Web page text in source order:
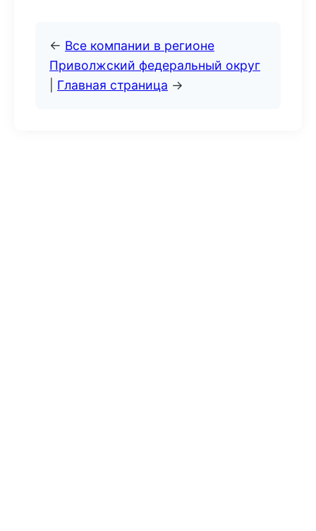
← Все компании в регионе
Приволжский федеральный округ
Главная страница →